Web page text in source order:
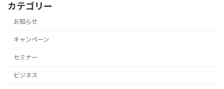
カテゴリー
お知らせ
キャンペーン
セミナー
ビジネス